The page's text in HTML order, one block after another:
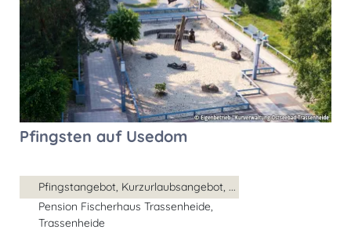
Pfingsten auf Usedom
Pfingstangebot, Kurzurlaubsangebot, ...
Pension Fischerhaus Trassenheide,
Trassenheide